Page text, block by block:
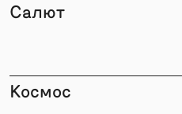
Салют
Космос